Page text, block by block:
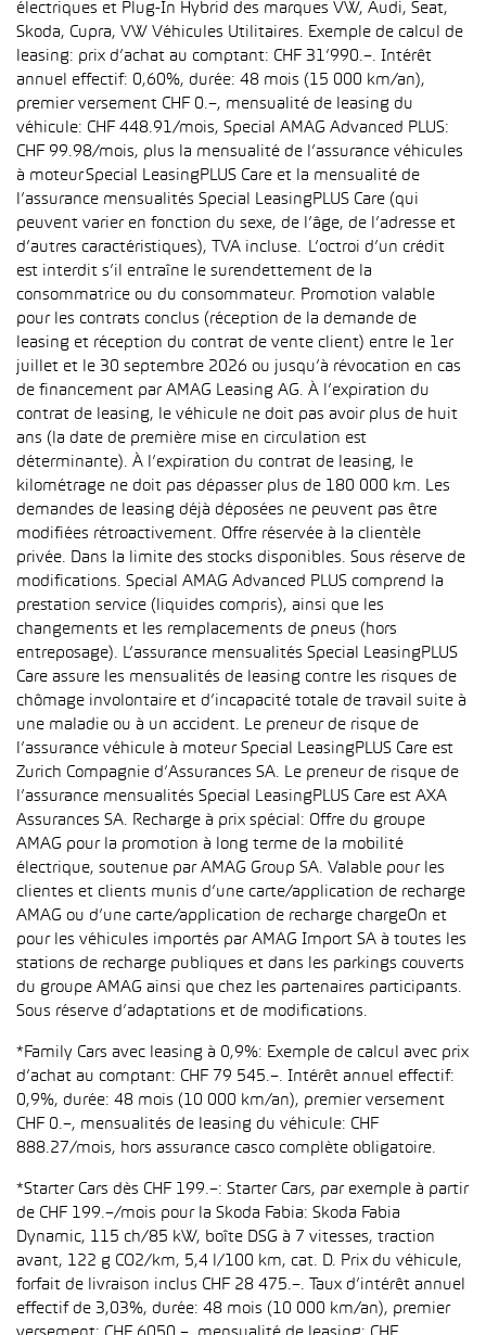
électriques et Plug-In Hybrid des marques VW, Audi, Seat,
Skoda, Cupra, VW Véhicules Utilitaires. Exemple de calcul de
leasing: prix d’achat au comptant: CHF 31’990.–. Intérêt
annuel effectif: 0,60%, durée: 48 mois (15 000 km/an),
premier versement CHF 0.–, mensualité de leasing du
véhicule: CHF 448.91/mois, Special AMAG Advanced PLUS:
CHF 99.98/mois, plus la mensualité de l’assurance véhicules
à moteur Special LeasingPLUS Care et la mensualité de
l’assurance mensualités Special LeasingPLUS Care (qui
peuvent varier en fonction du sexe, de l’âge, de l’adresse et
d’autres caractéristiques), TVA incluse. L’octroi d’un crédit
est interdit s’il entraîne le surendettement de la
consommatrice ou du consommateur. Promotion valable
pour les contrats conclus (réception de la demande de
leasing et réception du contrat de vente client) entre le 1er
juillet et le 30 septembre 2026 ou jusqu’à révocation en cas
de financement par AMAG Leasing AG. À l’expiration du
contrat de leasing, le véhicule ne doit pas avoir plus de huit
ans (la date de première mise en circulation est
déterminante). À l’expiration du contrat de leasing, le
kilométrage ne doit pas dépasser plus de 180 000 km. Les
demandes de leasing déjà déposées ne peuvent pas être
modifiées rétroactivement. Offre réservée à la clientèle
privée. Dans la limite des stocks disponibles. Sous réserve de
modifications. Special AMAG Advanced PLUS comprend la
prestation service (liquides compris), ainsi que les
changements et les remplacements de pneus (hors
entreposage). L’assurance mensualités Special LeasingPLUS
Care assure les mensualités de leasing contre les risques de
chômage involontaire et d’incapacité totale de travail suite à
une maladie ou à un accident. Le preneur de risque de
l’assurance véhicule à moteur Special LeasingPLUS Care est
Zurich Compagnie d’Assurances SA. Le preneur de risque de
l’assurance mensualités Special LeasingPLUS Care est AXA
Assurances SA. Recharge à prix spécial: Offre du groupe
AMAG pour la promotion à long terme de la mobilité
électrique, soutenue par AMAG Group SA. Valable pour les
clientes et clients munis d’une carte/application de recharge
AMAG ou d’une carte/application de recharge chargeOn et
pour les véhicules importés par AMAG Import SA à toutes les
stations de recharge publiques et dans les parkings couverts
du groupe AMAG ainsi que chez les partenaires participants.
Sous réserve d’adaptations et de modifications.
*Family Cars avec leasing à 0,9%: Exemple de calcul avec prix
d’achat au comptant: CHF 79 545.–. Intérêt annuel effectif:
0,9%, durée: 48 mois (10 000 km/an), premier versement
CHF 0.–, mensualités de leasing du véhicule: CHF
888.27/mois, hors assurance casco complète obligatoire.
*Starter Cars dès CHF 199.–: Starter Cars, par exemple à partir
de CHF 199.–/mois pour la Skoda Fabia: Skoda Fabia
Dynamic, 115 ch/85 kW, boîte DSG à 7 vitesses, traction
avant, 122 g CO2/km, 5,4 l/100 km, cat. D. Prix du véhicule,
forfait de livraison inclus CHF 28 475.–. Taux d’intérêt annuel
effectif de 3,03%, durée: 48 mois (10 000 km/an), premier